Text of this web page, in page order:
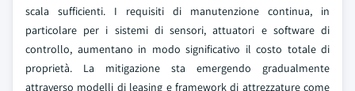
scala sufficienti. I requisiti di manutenzione continua, in
particolare per i sistemi di sensori, attuatori e software di
controllo, aumentano in modo significativo il costo totale di
proprietà. La mitigazione sta emergendo gradualmente
attraverso modelli di leasing e framework di attrezzature come